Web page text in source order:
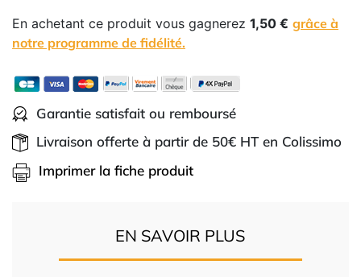
En achetant ce produit vous gagnerez 1,50 € grâce à
notre programme de fidélité.
Garantie satisfait ou remboursé
Livraison offerte à partir de 50€ HT en Colissimo
Imprimer la fiche produit
EN SAVOIR PLUS